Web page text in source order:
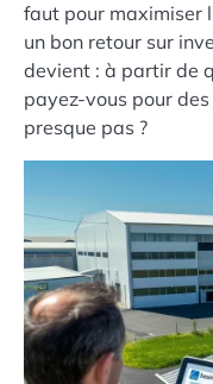
faut pour maximiser
un bon retour sur
devient : à partir de
payez-vous pour
presque pas ?